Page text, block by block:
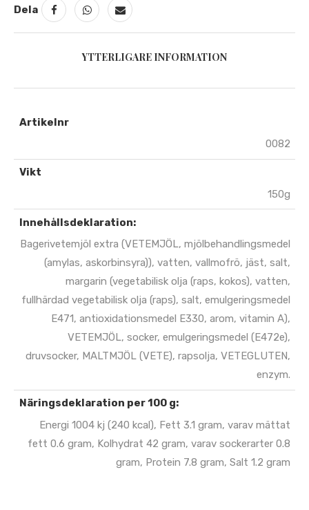
Dela
YTTERLIGARE INFORMATION
Artikelnr
0082
Vikt
150g
Innehållsdeklaration:
Bagerivetemjöl extra (VETEMJÖL, mjölbehandlingsmedel
(amylas, askorbinsyra)), vatten, vallmofrö, jäst, salt,
margarin (vegetabilisk olja (raps, kokos), vatten,
fullhärdad vegetabilisk olja (raps), salt, emulgeringsmedel
E471, antioxidationsmedel E330, arom, vitamin A),
VETEMJÖL, socker, emulgeringsmedel (E472e),
druvsocker, MALTMJÖL (VETE), rapsolja, VETEGLUTEN,
enzym.
Näringsdeklaration per 100 g:
Energi 1004 kj (240 kcal), Fett 3.1 gram, varav mättat
fett 0.6 gram, Kolhydrat 42 gram, varav sockerarter 0.8
gram, Protein 7.8 gram, Salt 1.2 gram